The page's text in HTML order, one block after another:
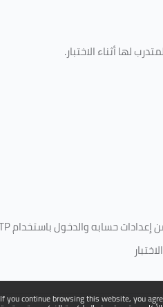
If you continue browsing this website, you
لها أثناء الاختبار.
حسابه والدخول باستخدام